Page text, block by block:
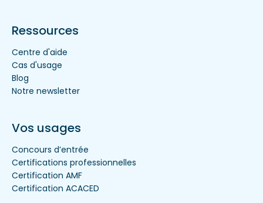
Ressources
Centre d'aide
Cas d'usage
Blog
Notre newsletter
Vos usages
Concours d’entrée
Certifications professionnelles
Certification AMF
Certification ACACED